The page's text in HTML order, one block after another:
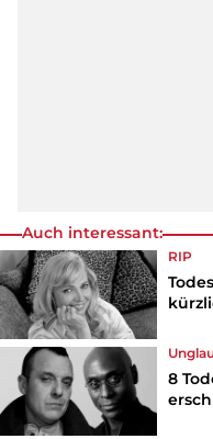
Auch interessant:
RIP
8